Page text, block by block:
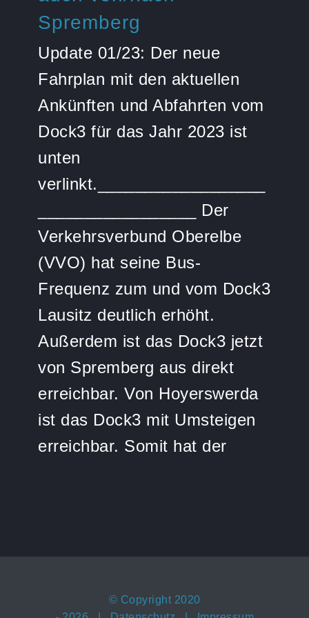
Spremberg
Update 01/23: Der neue
Fahrplan mit den aktuellen
Ankünften und Abfahrten vom
Dock3 für das Jahr 2023 ist
unten
verlinkt.__________________
_________________ Der
Verkehrsverbund Oberelbe
(VVO) hat seine Bus-
Frequenz zum und vom Dock3
Lausitz deutlich erhöht.
Außerdem ist das Dock3 jetzt
von Spremberg aus direkt
erreichbar. Von Hoyerswerda
ist das Dock3 mit Umsteigen
erreichbar. Somit hat der
© Copyright 2020
Ansprechpartner
Frank Müller
f.mueller@dock3-lausitz.de
T. +49 3564 32999-00
Ansprechpartner
Frank Müller
f.mueller@dock3-lausitz.de
T. +49 3564 32999-00